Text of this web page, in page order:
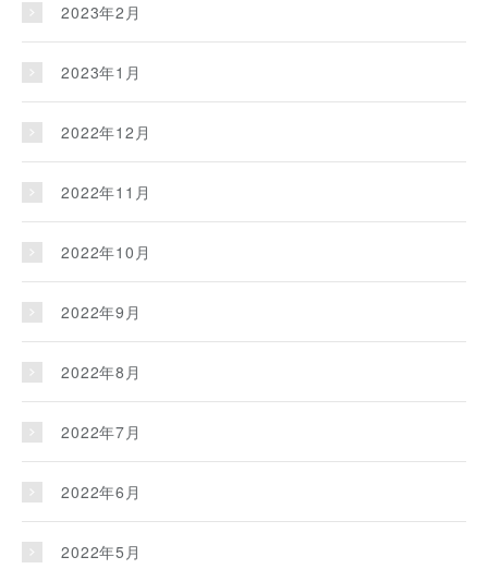
2023年2月
2023年1月
2022年12月
2022年11月
2022年10月
2022年9月
2022年8月
2022年7月
2022年6月
2022年5月